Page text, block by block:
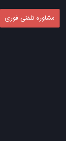
مشاوره تلفنی فوری